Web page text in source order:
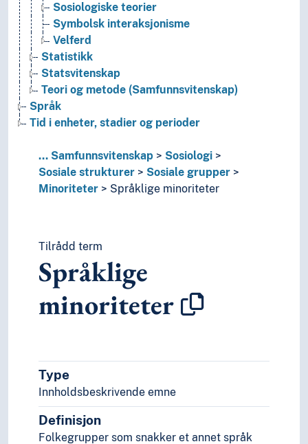
Sosiologiske teorier
Symbolsk interaksjonisme
Velferd
Statistikk
Statsvitenskap
Teori og metode (Samfunnsvitenskap)
Språk
Tid i enheter, stadier og perioder
... Samfunnsvitenskap
Sosiologi
Sosiale strukturer
Sosiale grupper
Minoriteter
Språklige minoriteter
Tilrådd term
Språklige
minoriteter
Type
Innholdsbeskrivende emne
Definisjon
Folkegrupper som snakker et annet språk